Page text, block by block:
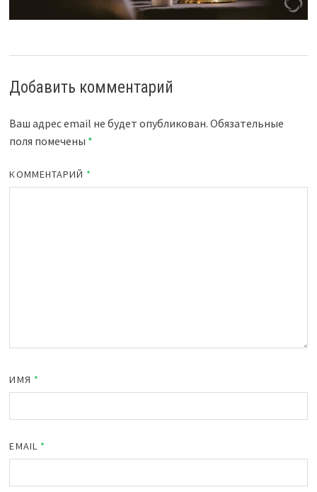
Добавить комментарий
Ваш адрес email не будет опубликован. Обязательные
поля помечены *
КОММЕНТАРИЙ *
ИМЯ *
EMAIL *